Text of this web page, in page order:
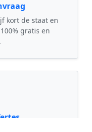
kort de staat en
gratis en